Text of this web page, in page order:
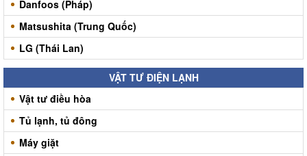
Danfoos (Pháp)
Matsushita (Trung Quốc)
LG (Thái Lan)
VẬT TƯ ĐIỆN LẠNH
Vật tư điều hòa
Tủ lạnh, tủ đông
Máy giặt